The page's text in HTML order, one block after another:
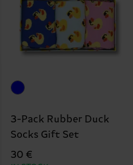
3-Pack Rubber Duck
Socks Gift Set
30 €